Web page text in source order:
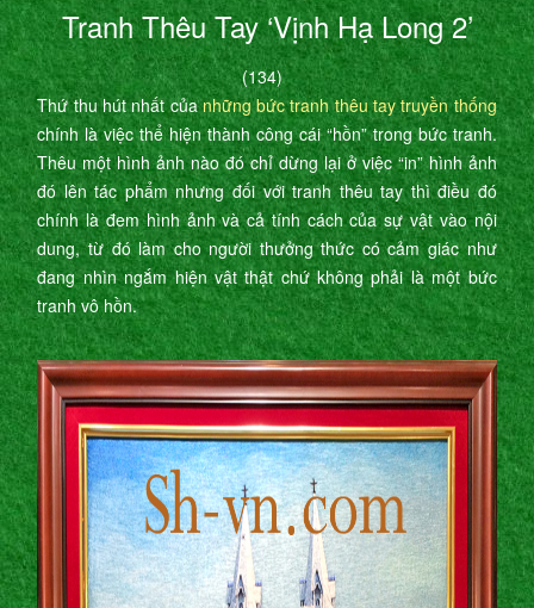
Tranh Thêu Tay ‘Vịnh Hạ Long 2’
(134)
Thứ thu hút nhất củanhững bức tranh thêu tay truyền thống
chính là việc thể hiện thành công cái “hồn” trong bức tranh.
Thêu một hình ảnh nào đó chỉ dừng lại ở việc “in” hình ảnh
đó lên tác phẩm nhưng đối với tranh thêu tay thì điều đó
chính là đem hình ảnh và cả tính cách của sự vật vào nội
dung, từ đó làm cho người thưởng thức có cảm giác như
đang nhìn ngắm hiện vật thật chứ không phải là một bức
tranh vô hồn.